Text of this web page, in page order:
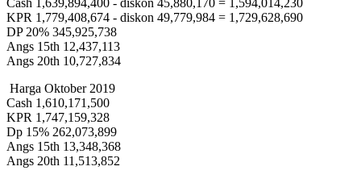
KPR 1,779,408,674 - diskon 49,779,984 = 1,729,628,690
DP 20% 345,925,738
Angs 15th 12,437,113
Angs 20th 10,727,834
Harga Oktober 2019
Cash 1,610,171,500
KPR 1,747,159,328
Dp 15% 262,073,899
Angs 15th 13,348,368
Angs 20th 11,513,852